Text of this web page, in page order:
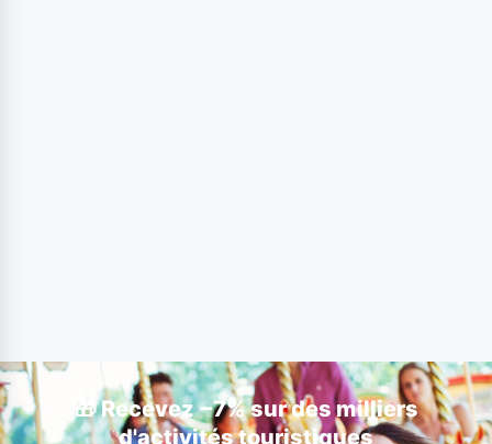
🎁 Recevez −7% sur des milliers
d'activités touristiques